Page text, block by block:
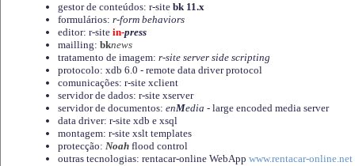
gestor de conteúdos: r-site bk 11.x
formulários: r-form behaviors
editor: r-site in-press
mailling: bknews
tratamento de imagem: r-site server side scripting
protocolo: xdb 6.0 - remote data driver protocol
comunicações: r-site xclient
servidor de dados: r-site xserver
servidor de documentos: enMedia - large encoded media server
data driver: r-site xdb e xsql
montagem: r-site xslt templates
protecção: Noah flood control
outras tecnologias: rentacar-online WebApp www.rentacar-online.net